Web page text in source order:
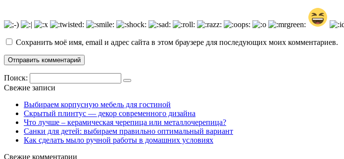
Сохранить моё имя, email и адрес сайта в этом браузере для последующих моих комментариев.
Поиск:
Свежие записи
Выбираем корпусную мебель для гостиной
Скрытый плинтус — декор современного дизайна
Что лучше – керамическая черепица или металлочерепица?
Санки для детей: выбираем правильно оптимальный вариант
Как сделать мыло ручной работы в домашних условиях
Свежие комментарии